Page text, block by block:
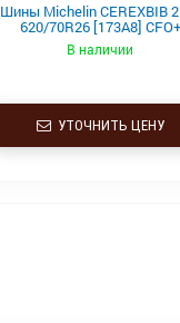
Шины Michelin CEREXBIB
620/70R26 [173A8] CFO+
В наличии
УТОЧНИТЬ ЦЕНУ